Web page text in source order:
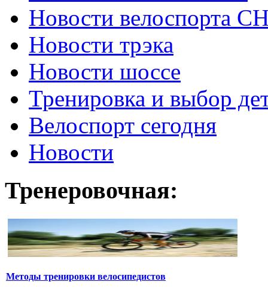
Новости велоспорта
Новости трэка
Новости шоссе
Тренировка и выбор
Велоспорт сегодня
Новости
Тренеровочная:
Методы тренировки велосипедистов